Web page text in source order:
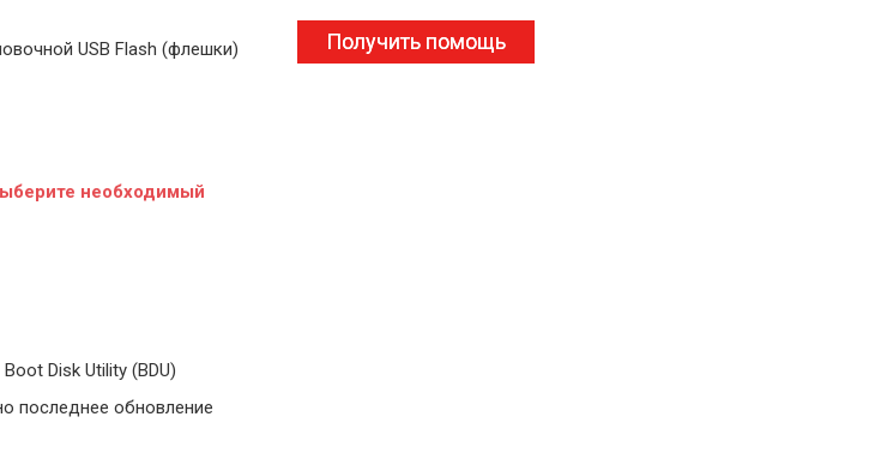
USB Flash (флешки)
необходимый
Disk Utility (BDU)
последнее обновление
Получить помощь